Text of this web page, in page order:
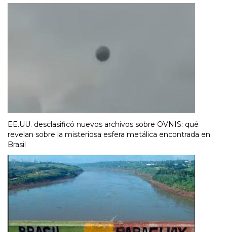
EE.UU. desclasificó nuevos archivos sobre OVNIS: qué
revelan sobre la misteriosa esfera metálica encontrada en
Brasil